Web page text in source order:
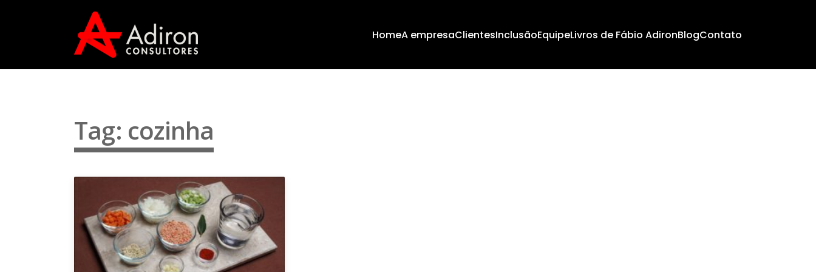
HomeA empresaClientesInclusãoEquipeLivros de Fábio AdironBlogContato
Tag: cozinha